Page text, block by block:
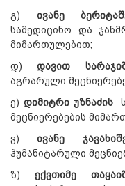
გ)
ივანე
სამედიცინო და
მიმართულებით;
დ)
დავით
აგრარული
ე) დიმიტრი უზნაძის
მეცნიერებების
ვ)
ივანე
ჰუმანიტარული
ზ)
ექვთიმე